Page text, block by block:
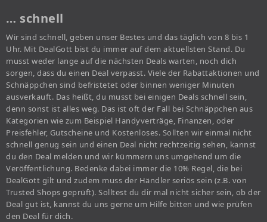
… schnell
Wir sind schnell, geben unser Bestes und das täglich von 8 bis 1
Uhr. Mit DealGott bist du immer auf dem aktuellsten Stand. Du
musst weder lange auf die nächsten Deals warten, noch dich
sorgen, dass du einen Deal verpasst. Viele der Rabattaktionen und
Schnäppchen sind befristetet oder binnen weniger Minuten
ausverkauft. Das heißt, du musst bei einigen Deals schnell sein,
denn sonst ist alles weg. Das ist oft der Fall bei Schnäppchen aus
Kategorien wie zum Beispiel Handyverträge, Finanzen, oder
Preisfehler, Gutscheine und Kostenloses. Sollten wir einmal nicht
schnell genug sein und einen Deal nicht rechtzeitig sehen, kannst
du den Deal melden und wir kümmern uns umgehend um die
Veröffentlichung. Bedenke dabei immer die 10% Regel, die bei
DealGott gilt und zudem muss der Händler seriös sein (z.B. von
Trusted Shops geprüft). Solltest du dir mal nicht sicher sein, ob der
Deal gut ist, kannst du uns gerne um Hilfe bitten und wie prüfen
den Deal für dich.